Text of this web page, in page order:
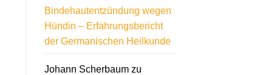
Bindehautentzündung wegen
Hündin – Erfahrungsbericht
der Germanischen Heilkunde
Johann Scherbaumzu